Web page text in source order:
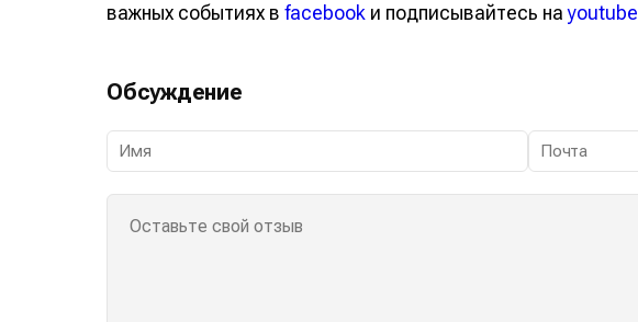
важных событиях в facebook и подписывайтесь наyoutube
Обсуждение